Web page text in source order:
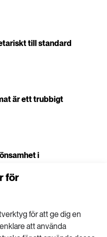
för
för att ge dig en
att använda
till standard
är ett trubbigt
i